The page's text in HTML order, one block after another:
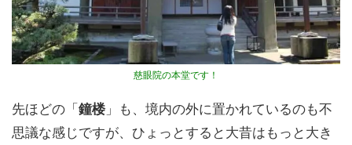
慈眼院の本堂です！
先ほどの「 鐘楼」も、境内の外に置かれているのも不
思議な感じですが、ひょっとすると大昔はもっと大き